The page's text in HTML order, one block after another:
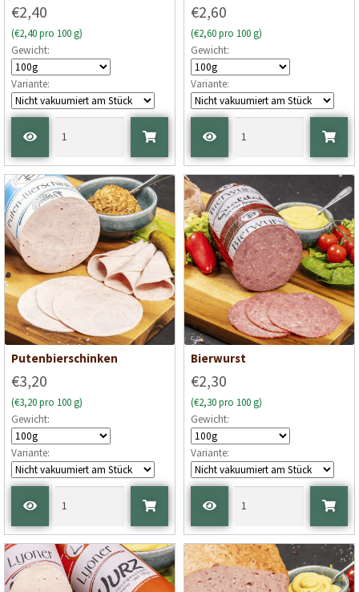
€2,40
(€2,40 pro 100 g)
Gewicht:
Variante:
€2,60
(€2,60 pro 100 g)
Gewicht:
Variante:
Putenbierschinken
€3,20
(€3,20 pro 100 g)
Gewicht:
Variante:
Bierwurst
€2,30
(€2,30 pro 100 g)
Gewicht:
Variante: